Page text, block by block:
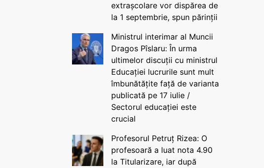
extrașcolare vor dispărea de
la 1 septembrie, spun părinții
Ministrul interimar al Muncii
Dragos Pîslaru: În urma
ultimelor discuții cu ministrul
Educației lucrurile sunt mult
îmbunătățite față de varianta
publicată pe 17 iulie /
Sectorul educației este
crucial
Profesorul Petruț Rizea: O
profesoară a luat nota 4.90
la Titularizare, iar după